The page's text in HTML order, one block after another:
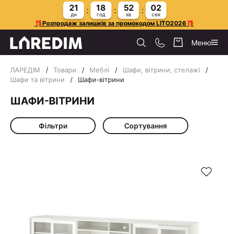
21
дн
18
год
52
хв
01
сек
🎁Розпродаж залишків за промокодом LITO2026🎁
Меню
ЛАРЕДІМ Товари Меблі
Шафи, вітрини, стелажі
Шафи та вітрини
Шафи-вітрини
ШАФИ-ВІТРИНИ
Фільтри Сортування